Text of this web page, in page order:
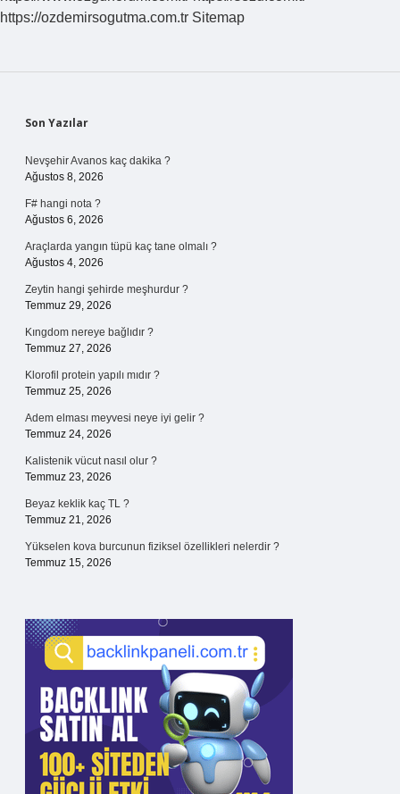
https://ozdemirsogutma.com.tr Sitemap
Sidebar
Son Yazılar
Nevşehir Avanos kaç dakika ?
Ağustos 8, 2026
F# hangi nota ?
Ağustos 6, 2026
Araçlarda yangın tüpü kaç tane olmalı ?
Ağustos 4, 2026
Zeytin hangi şehirde meşhurdur ?
Temmuz 29, 2026
Kıngdom nereye bağlıdır ?
Temmuz 27, 2026
Klorofil protein yapılı mıdır ?
Temmuz 25, 2026
Adem elması meyvesi neye iyi gelir ?
Temmuz 24, 2026
Kalistenik vücut nasıl olur ?
Temmuz 23, 2026
Beyaz keklik kaç TL ?
Temmuz 21, 2026
Yükselen kova burcunun fiziksel özellikleri nelerdir ?
Temmuz 15, 2026